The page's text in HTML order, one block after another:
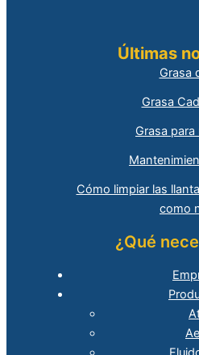
Últimas
Grasa
Grasa
Grasa para
Cómo limpiar las
como
¿Qué